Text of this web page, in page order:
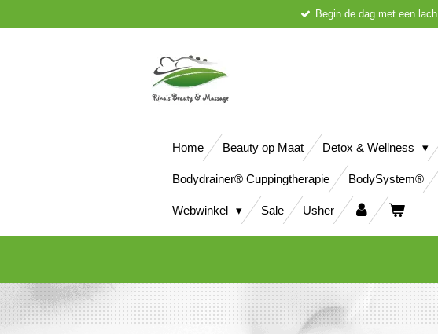
Begin de dag met een lach
Home Beauty op Maat Detox & Wellness
Bodydrainer® Cuppingtherapie BodySystem®
Webwinkel Sale Usher